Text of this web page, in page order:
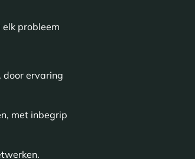
probleem
door ervaring
met inbegrip